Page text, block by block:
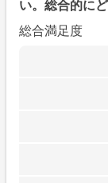
い。総合的に
総合満足度